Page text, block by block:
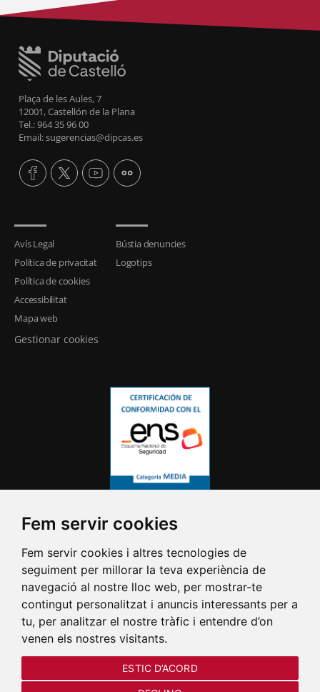
Fem servir cookies
Fem servir cookies i altres tecnologies de
seguiment per millorar la teva experiència de
navegació al nostre lloc web, per mostrar-te
contingut personalitzat i anuncis interessants per a
tu, per analitzar el nostre tràfic i entendre d’on
venen els nostres visitants.
ESTIC D’ACORD
Plaça de les Aules, 7
12001, Castellón de la Plana
Tel.: 964 35 96 00
Email: sugerencias@dipcas.es
Avís Legal
Política de privacitat
Política de cookies
Accessibilitat
Mapa web
Gestionar cookies
Bústia denuncies
Logotips
El dia 12/08/2026 el Castell i el
Parc d'Artilleria tancaràn a les